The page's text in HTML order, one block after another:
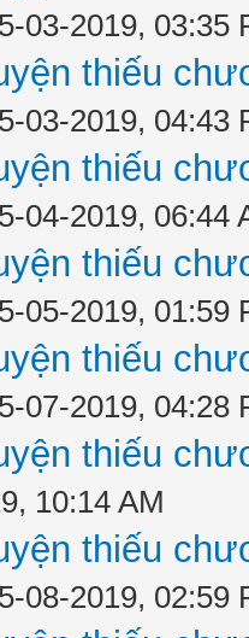
03-2019, 03:35
thiếu
03-2019, 04:43
thiếu
04-2019, 06:44
thiếu
05-2019, 01:59
thiếu
07-2019, 04:28
thiếu
10:14 AM
thiếu
08-2019, 02:59